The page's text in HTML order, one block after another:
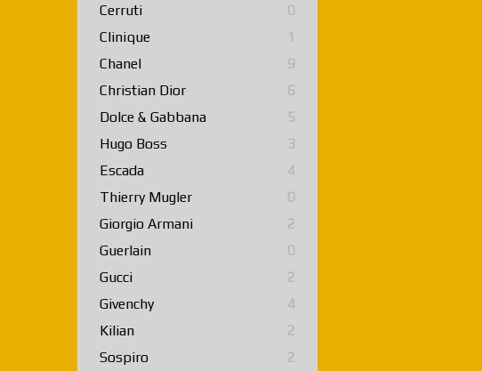
Cerruti
0
Clinique
1
Chanel
9
Christian Dior
6
Dolce & Gabbana
5
Hugo Boss
3
Escada
4
Thierry Mugler
0
Giorgio Armani
2
Guerlain
0
Gucci
2
Givenchy
4
Kilian
2
Sospiro
2